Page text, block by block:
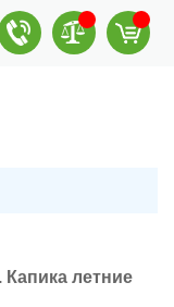
Капика летние